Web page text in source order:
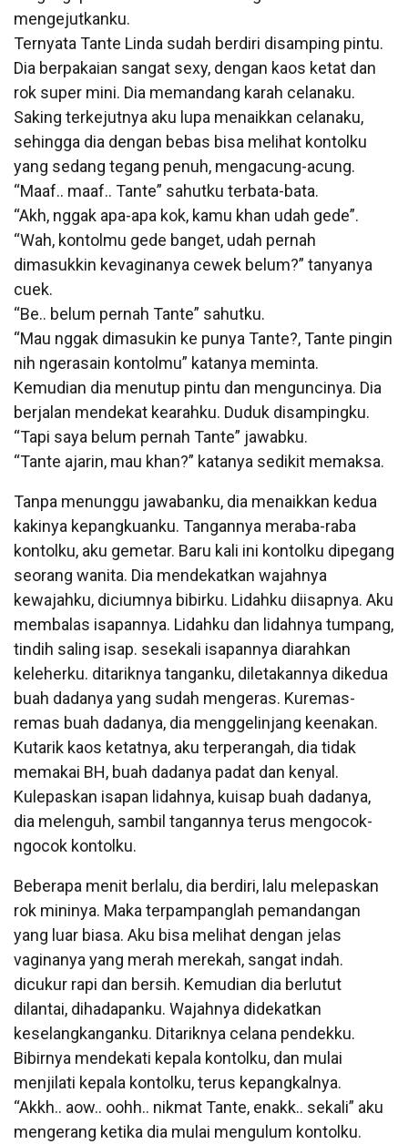
mengejutkanku.
Ternyata Tante Linda sudah berdiri disamping pintu.
Dia berpakaian sangat sexy, dengan kaos ketat dan
rok super mini. Dia memandang karah celanaku.
Saking terkejutnya aku lupa menaikkan celanaku,
sehingga dia dengan bebas bisa melihat kontolku
yang sedang tegang penuh, mengacung-acung.
“Maaf.. maaf.. Tante” sahutku terbata-bata.
“Akh, nggak apa-apa kok, kamu khan udah gede”.
“Wah, kontolmu gede banget, udah pernah
dimasukkin kevaginanya cewek belum?” tanyanya
cuek.
“Be.. belum pernah Tante” sahutku.
“Mau nggak dimasukin ke punya Tante?, Tante pingin
nih ngerasain kontolmu” katanya meminta.
Kemudian dia menutup pintu dan menguncinya. Dia
berjalan mendekat kearahku. Duduk disampingku.
“Tapi saya belum pernah Tante” jawabku.
“Tante ajarin, mau khan?” katanya sedikit memaksa.
Tanpa menunggu jawabanku, dia menaikkan kedua
kakinya kepangkuanku. Tangannya meraba-raba
kontolku, aku gemetar. Baru kali ini kontolku dipegang
seorang wanita. Dia mendekatkan wajahnya
kewajahku, diciumnya bibirku. Lidahku diisapnya. Aku
membalas isapannya. Lidahku dan lidahnya tumpang,
tindih saling isap. sesekali isapannya diarahkan
keleherku. ditariknya tanganku, diletakannya dikedua
buah dadanya yang sudah mengeras. Kuremas-
remas buah dadanya, dia menggelinjang keenakan.
Kutarik kaos ketatnya, aku terperangah, dia tidak
memakai BH, buah dadanya padat dan kenyal.
Kulepaskan isapan lidahnya, kuisap buah dadanya,
dia melenguh, sambil tangannya terus mengocok-
ngocok kontolku.
Beberapa menit berlalu, dia berdiri, lalu melepaskan
rok mininya. Maka terpampanglah pemandangan
yang luar biasa. Aku bisa melihat dengan jelas
vaginanya yang merah merekah, sangat indah.
dicukur rapi dan bersih. Kemudian dia berlutut
dilantai, dihadapanku. Wajahnya didekatkan
keselangkanganku. Ditariknya celana pendekku.
Bibirnya mendekati kepala kontolku, dan mulai
menjilati kepala kontolku, terus kepangkalnya.
“Akkh.. aow.. oohh.. nikmat Tante, enakk.. sekali” aku
mengerang ketika dia mulai mengulum kontolku.